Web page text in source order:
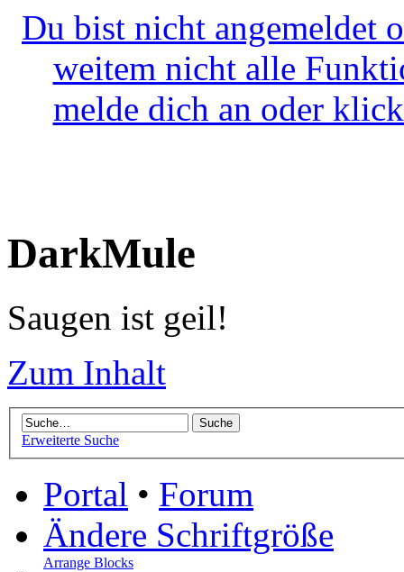
Du bist nicht angemeldet
weitem nicht alle
melde dich an oder
DarkMule
Saugen ist geil!
Zum Inhalt
Erweiterte Suche
Portal • Forum
Ändere Schriftgröße
Arrange Blocks